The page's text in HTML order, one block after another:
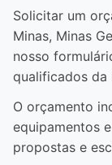
Solicitar um
Minas, Minas
nosso
qualificados da
O orçamento
equipamentos
propostas e